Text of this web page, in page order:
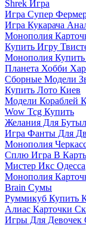
Shrek Игра
Игра Супер
Игра Кукарача
Монополия
Купить Игру
Монополия Купить
Планета Хобби
Сборные Модели
Купить Лото Киев
Модели Кораблей
Wow Tcg Купить
Желания Для
Игра Фанты Для
Монополия
Сплю Игра В
Мистер Икс Одесса
Монополия
Brain Сумы
Руммикуб Купить
Алиас Карточки
Игры Для Девочек